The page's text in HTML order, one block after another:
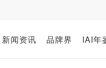
新闻资讯 品牌界 IAI年